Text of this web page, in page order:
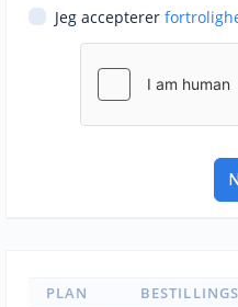
Jeg accepterer
PLAN